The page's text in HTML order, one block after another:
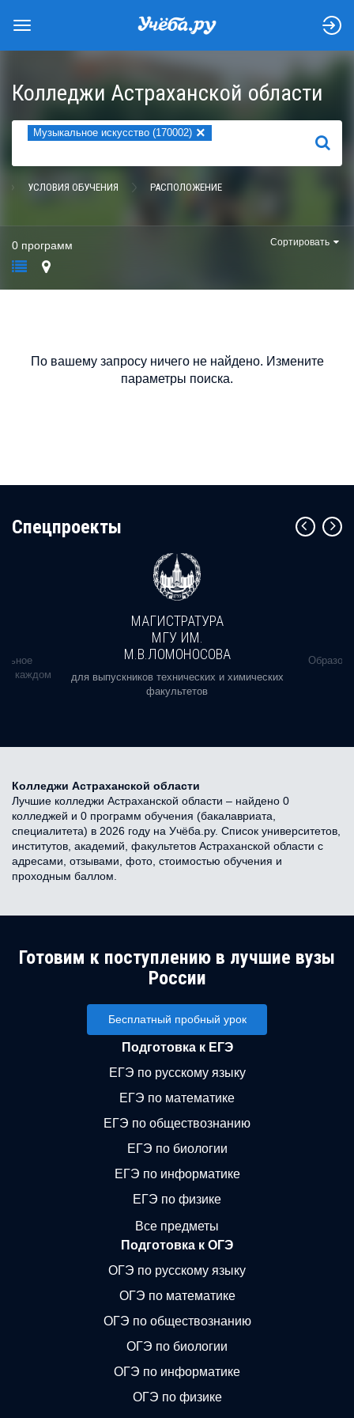
Колледжи Астраханской области
Музыкальное искусство (170002) ×
НАЙТИ
УСЛОВИЯ ОБУЧЕНИЯ РАСПОЛОЖЕНИЕ
0 программ Сортировать
По вашему запросу ничего не найдено. Измените
параметры поиска.
Cпецпроекты
в каждом
МАГИСТРАТУРА
МГУ ИМ.
М.В.ЛОМОНОСОВА
для выпускников технических и химических
факультетов
Колледжи Астраханской области
Лучшие колледжи Астраханской области – найдено 0
колледжей и 0 программ обучения (бакалавриата,
специалитета) в 2026 году на Учёба.ру. Список университетов,
институтов, академий, факультетов Астраханской области с
адресами, отзывами, фото, стоимостью обучения и
проходным баллом.
Готовим к поступлению в лучшие вузы
России
Бесплатный пробный урок
Подготовка к ЕГЭ
ЕГЭ по русскому языку
ЕГЭ по математике
ЕГЭ по обществознанию
ЕГЭ по биологии
ЕГЭ по информатике
ЕГЭ по физике
Все предметы
Подготовка к ОГЭ
ОГЭ по русскому языку
ОГЭ по математике
ОГЭ по обществознанию
ОГЭ по биологии
ОГЭ по информатике
ОГЭ по физике